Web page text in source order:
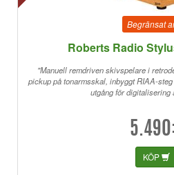
Begränsat
Roberts Radio
"Manuell remdriven skivspelare i
pickup på tonarmsskal, inbyggt RIAA-
utgång för digitalisering
KÖP